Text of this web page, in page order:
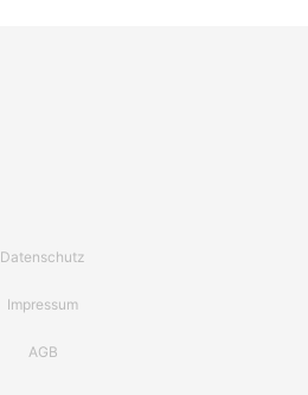
Datenschutz
Impressum
AGB